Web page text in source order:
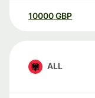
10000 GBP
ALL